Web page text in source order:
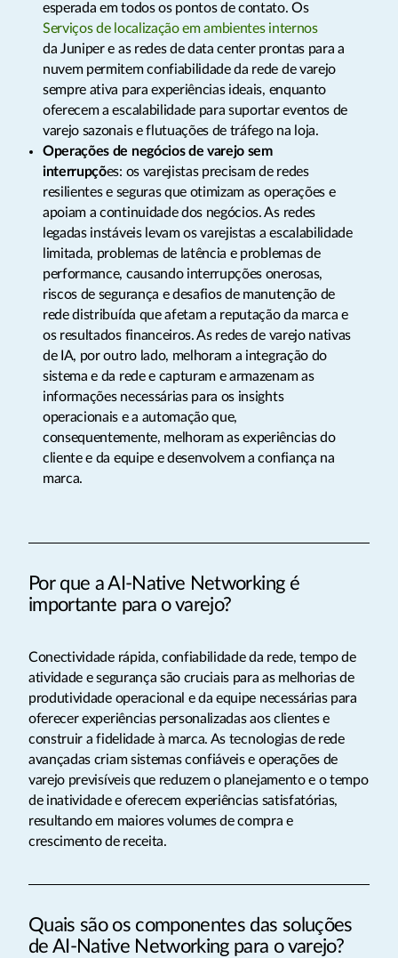
esperada em todos os pontos de contato. Os
Serviços de localização em ambientes internos
da Juniper e as redes de data center prontas para a
nuvem permitem confiabilidade da rede de varejo
sempre ativa para experiências ideais, enquanto
oferecem a escalabilidade para suportar eventos de
varejo sazonais e flutuações de tráfego na loja.
Operações de negócios de varejo sem
interrupções: os varejistas precisam de redes
resilientes e seguras que otimizam as operações e
apoiam a continuidade dos negócios. As redes
legadas instáveis levam os varejistas a escalabilidade
limitada, problemas de latência e problemas de
performance, causando interrupções onerosas,
riscos de segurança e desafios de manutenção de
rede distribuída que afetam a reputação da marca e
os resultados financeiros. As redes de varejo nativas
de IA, por outro lado, melhoram a integração do
sistema e da rede e capturam e armazenam as
informações necessárias para os insights
operacionais e a automação que,
consequentemente, melhoram as experiências do
cliente e da equipe e desenvolvem a confiança na
marca.
Por que a AI-Native Networking é
importante para o varejo?
Conectividade rápida, confiabilidade da rede, tempo de
atividade e segurança são cruciais para as melhorias de
produtividade operacional e da equipe necessárias para
oferecer experiências personalizadas aos clientes e
construir a fidelidade à marca. As tecnologias de rede
avançadas criam sistemas confiáveis e operações de
varejo previsíveis que reduzem o planejamento e o tempo
de inatividade e oferecem experiências satisfatórias,
resultando em maiores volumes de compra e
crescimento de receita.
Quais são os componentes das soluções
de AI-Native Networking para o varejo?